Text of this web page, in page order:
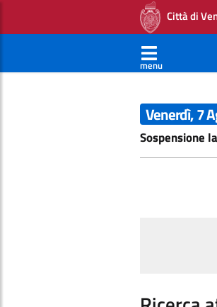
Città di
menu
Venerdì, 7
Sospensione